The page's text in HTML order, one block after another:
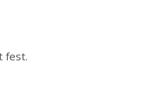
fest.